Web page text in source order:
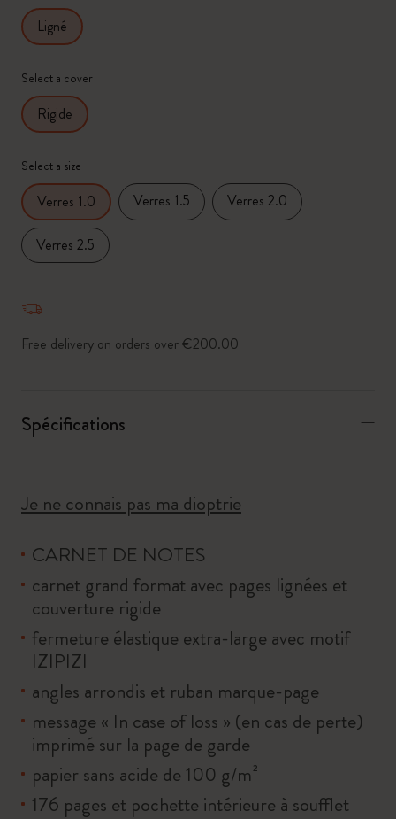
Ligné
Select a cover
Rigide
Select a size
Verres 1.0 Verres 1.5 Verres 2.0
Verres 2.5
Free delivery on orders over €200.00
Spécifications
Je ne connais pas ma dioptrie
CARNET DE NOTES
carnet grand format avec pages lignées et
couverture rigide
fermeture élastique extra-large avec motif
IZIPIZI
angles arrondis et ruban marque-page
message « In case of loss » (en cas de perte)
imprimé sur la page de garde
papier sans acide de 100 g/m²
176 pages et pochette intérieure à soufflet